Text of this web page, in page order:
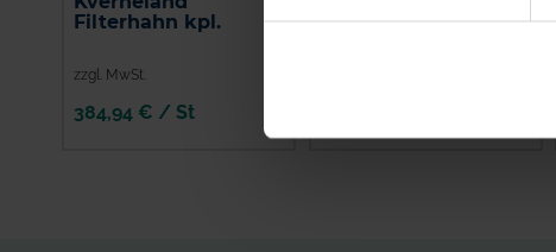
Filterhahn kpl.
zzgl. MwSt.
384,94 € / St
Alternativhahn